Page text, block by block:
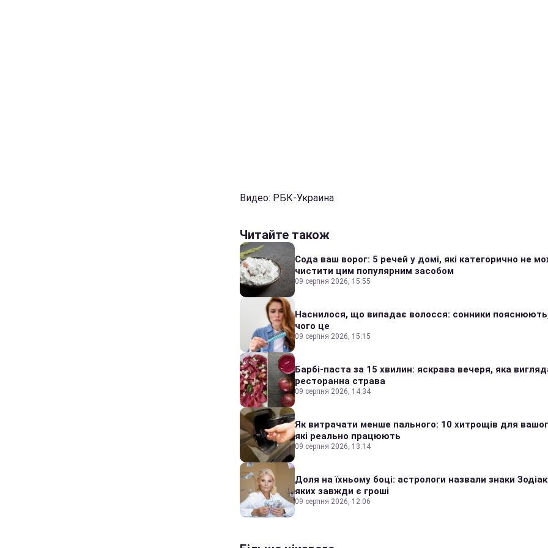
Видео: РБК-Украина
Читайте також
Сода ваш ворог: 5 речей у домі, які категорично не
чистити цим популярним засобом
09 серпня 2026, 15:55
Наснилося, що випадає волосся: сонники
чого це
09 серпня 2026, 15:15
Барбі-паста за 15 хвилин: яскрава вечеря, яка
ресторанна страва
09 серпня 2026, 14:34
Як витрачати менше пального: 10 хитрощів для
які реально працюють
09 серпня 2026, 13:14
Доля на їхньому боці: астрологи назвали знаки
яких завжди є гроші
09 серпня 2026, 12:06